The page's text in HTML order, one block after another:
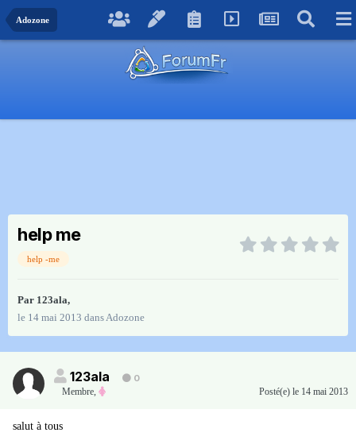
Adozone
help me
help -me
Par 123ala,
le 14 mai 2013 dansAdozone
123ala
0
Membre, Posté(e) le 14 mai 2013
salut à tous